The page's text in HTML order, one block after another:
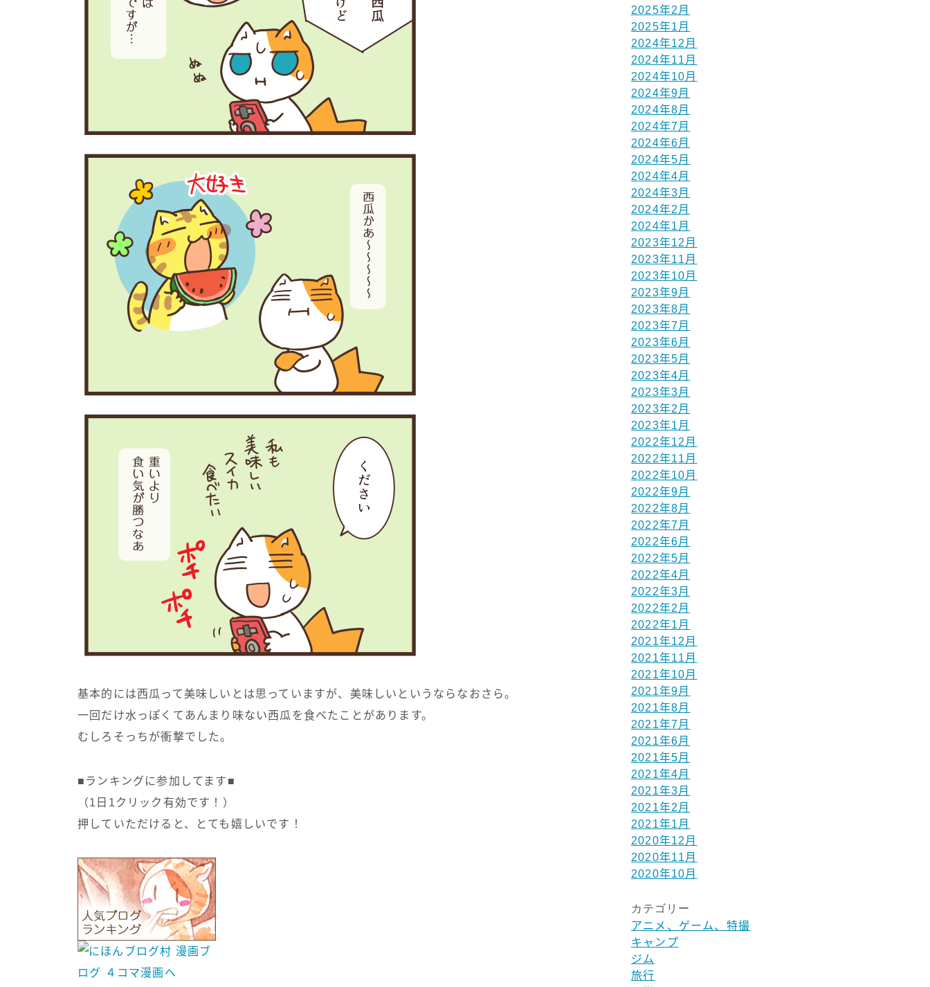
基本的には西瓜って美味しいとは思っていますが、美味しいというならなおさら。
一回だけ水っぽくてあんまり味ない西瓜を食べたことがあります。
むしろそっちが衝撃でした。
■ランキングに参加してます■
（1日1クリック有効です！）
押していただけると、とても嬉しいです！
2025年2月
2025年1月
2024年12月
2024年11月
2024年10月
2024年9月
2024年8月
2024年7月
2024年6月
2024年5月
2024年4月
2024年3月
2024年2月
2024年1月
2023年12月
2023年11月
2023年10月
2023年9月
2023年8月
2023年7月
2023年6月
2023年5月
2023年4月
2023年3月
2023年2月
2023年1月
2022年12月
2022年11月
2022年10月
2022年9月
2022年8月
2022年7月
2022年6月
2022年5月
2022年4月
2022年3月
2022年2月
2022年1月
2021年12月
2021年11月
2021年10月
2021年9月
2021年8月
2021年7月
2021年6月
2021年5月
2021年4月
2021年3月
2021年2月
2021年1月
2020年12月
2020年11月
2020年10月
カテゴリー
アニメ、ゲーム、特撮
キャンプ
ジム
旅行